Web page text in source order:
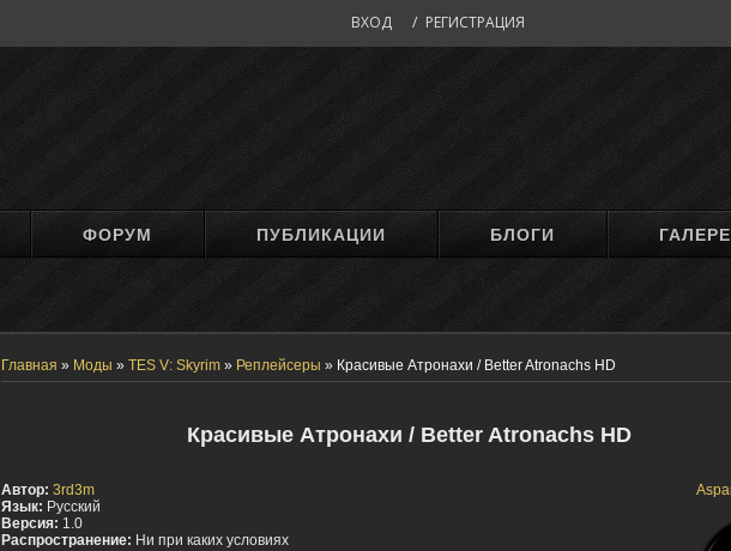
ВХОД / РЕГИСТРАЦИЯ
ФОРУМ ПУБЛИКАЦИИ БЛОГИ
Главная » Моды » TES V: Skyrim » Реплейсеры » Красивые Атронахи / Better Atronachs HD
Красивые Атронахи / Better Atronachs HD
Автор: 3rd3m
Язык: Русский
Версия: 1.0
Распространение: Ни при каких условиях